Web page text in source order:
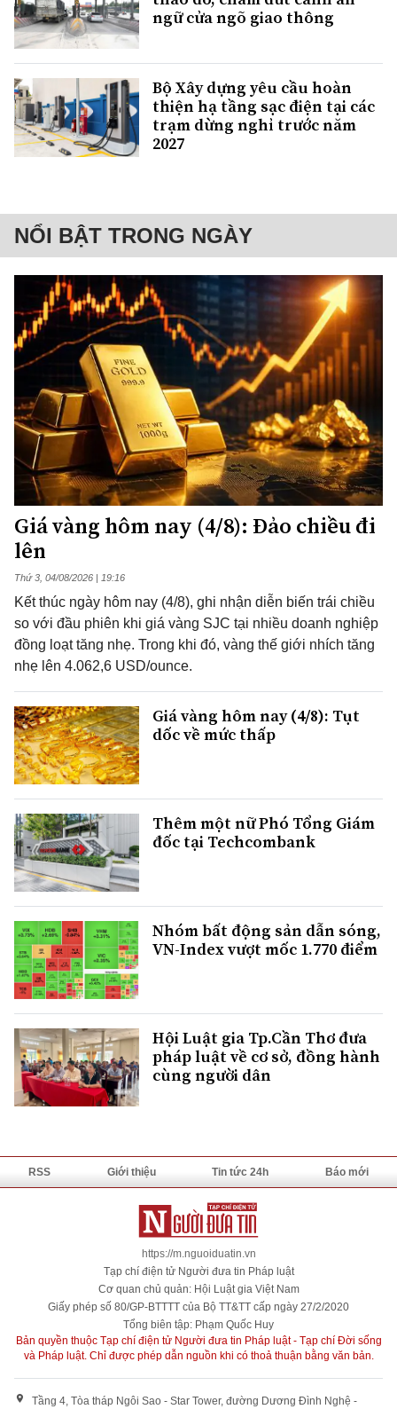
ngữ cửa ngõ giao thông
Bộ Xây dựng yêu cầu hoàn
thiện hạ tầng sạc điện tại các
trạm dừng nghỉ trước năm
2027
NỔI BẬT TRONG NGÀY
Giá vàng hôm nay (4/8): Đảo chiều đi
lên
Thứ 3, 04/08/2026 | 19:16
Kết thúc ngày hôm nay (4/8), ghi nhận diễn biến trái chiều
so với đầu phiên khi giá vàng SJC tại nhiều doanh nghiệp
đồng loạt tăng nhẹ. Trong khi đó, vàng thế giới nhích tăng
nhẹ lên 4.062,6 USD/ounce.
Giá vàng hôm nay (4/8): Tụt
dốc về mức thấp
Thêm một nữ Phó Tổng Giám
đốc tại Techcombank
Nhóm bất động sản dẫn sóng,
VN-Index vượt mốc 1.770 điểm
Hội Luật gia Tp.Cần Thơ đưa
pháp luật về cơ sở, đồng hành
cùng người dân
RSS Giới thiệu Tin tức 24h Báo mới
https://m.nguoiduatin.vn
Tạp chí điện tử Người đưa tin Pháp luật
Cơ quan chủ quản: Hội Luật gia Việt Nam
Giấy phép số 80/GP-BTTTT của Bộ TT&TT cấp ngày 27/2/2020
Tổng biên tập: Phạm Quốc Huy
Bản quyền thuộc Tạp chí điện tử Người đưa tin Pháp luật - Tạp chí Đời sống
và Pháp luật. Chỉ được phép dẫn nguồn khi có thoả thuận bằng văn bản.
Tầng 4, Tòa tháp Ngôi Sao - Star Tower, đường Dương Đình Nghệ -